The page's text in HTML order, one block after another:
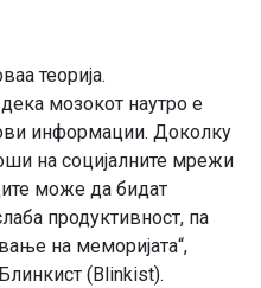
теорија.
мозокот наутро е
информации. Доколку
на социјалните мрежи
може да бидат
продуктивност, па
на меморијата“,
(Blinkist).